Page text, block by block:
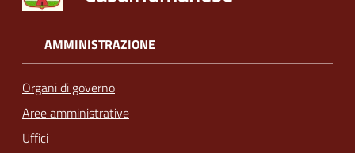
AMMINISTRAZIONE
Organi di governo
Aree amministrative
Uffici